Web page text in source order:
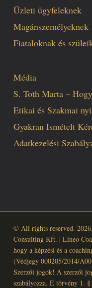
Üzleti ügyfeleknek
Magánszemélyeknek
Fiataloknak és
Média
S. Toth Marta –
Etikai és Szakmai
Gyakran Ismételt
Adatkezelési
© All rights reserved.
Consulting Kft. | Lineo
hogy a képzési és a
(Védjegy 000205/2014/
Szerzői jogok! A szerzői
szabályozza. E törvény 1.